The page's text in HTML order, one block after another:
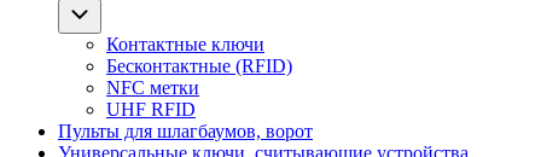
Контактные ключи
Бесконтактные (RFID)
NFC метки
UHF RFID
Пульты для шлагбаумов, ворот